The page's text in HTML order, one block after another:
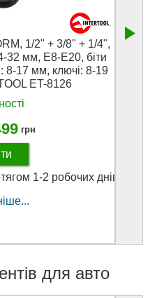
1/2" + 3/8" + 1/4",
32 мм, E8-E20, біти
8-17 мм, ключі: 8-19
ET-8126
грн
1-2 робочих днів
для авто